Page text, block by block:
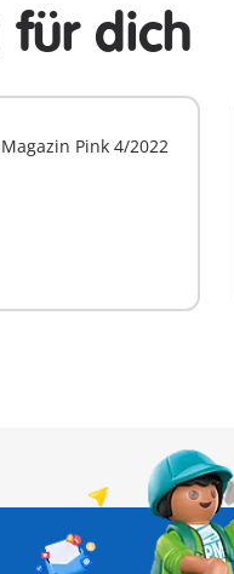
für dich
Magazin Pink 4/2022